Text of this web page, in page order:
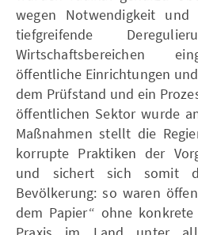
wegen Notwendigkeit und
tiefgreifende
Wirtschaftsbereichen
öffentliche Einrichtungen
dem Prüfstand und ein
öffentlichen Sektor wurde
Maßnahmen stellt die
korrupte Praktiken der
und sichert sich somit
Bevölkerung: so waren
dem Papier“ ohne